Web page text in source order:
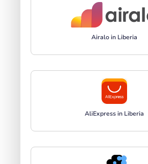
Airalo in Liberia
AliExpress in Liberia